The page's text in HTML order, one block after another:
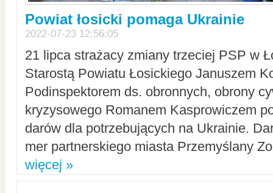
Powiat łosicki pomaga Ukrainie
2022-07-23 12:56:05
21 lipca strażacy zmiany trzeciej PSP w
Starostą Powiatu Łosickiego Januszem
Podinspektorem ds. obronnych, obrony
kryzysowego Romanem Kasprowiczem
darów dla potrzebujących na Ukrainie.
mer partnerskiego miasta Przemyślany
więcej »